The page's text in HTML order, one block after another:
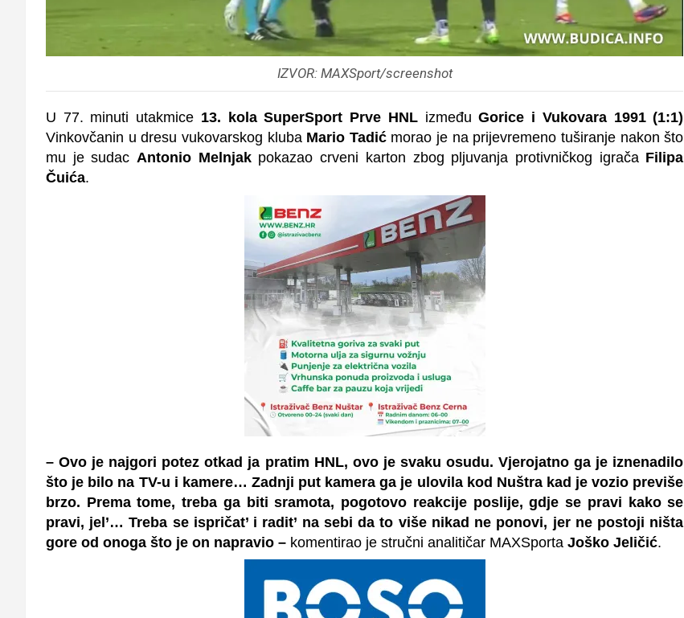
IZVOR: MAXSport/screenshot
U 77. minuti utakmice 13. kola SuperSport Prve HNL između Gorice i Vukovara 1991 (1:1)
Vinkovčanin u dresu vukovarskog klubaMario Tadić morao je na prijevremeno tuširanje nakon što
mu je sudacAntonio Melnjakpokazao crveni karton zbog pljuvanja protivničkog igrača Filipa
Čuića.
– Ovo je najgori potez otkad ja pratim HNL, ovo je svaku osudu. Vjerojatno ga je iznenadilo
što je bilo na TV-u i kamere… Zadnji put kamera ga je ulovila kod Nuštra kad je vozio previše
brzo. Prema tome, treba ga biti sramota, pogotovo reakcije poslije, gdje se pravi kako se
pravi, jel’… Treba se ispričat’ i radit’ na sebi da to više nikad ne ponovi, jer ne postoji ništa
gore od onoga što je on napravio – komentirao je stručni analitičar MAXSporta Joško Jeličić.